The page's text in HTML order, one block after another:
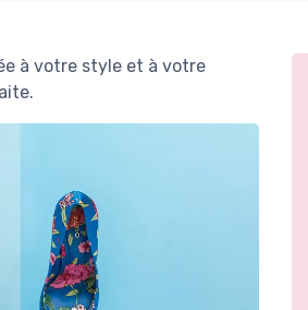
à votre style et à votre